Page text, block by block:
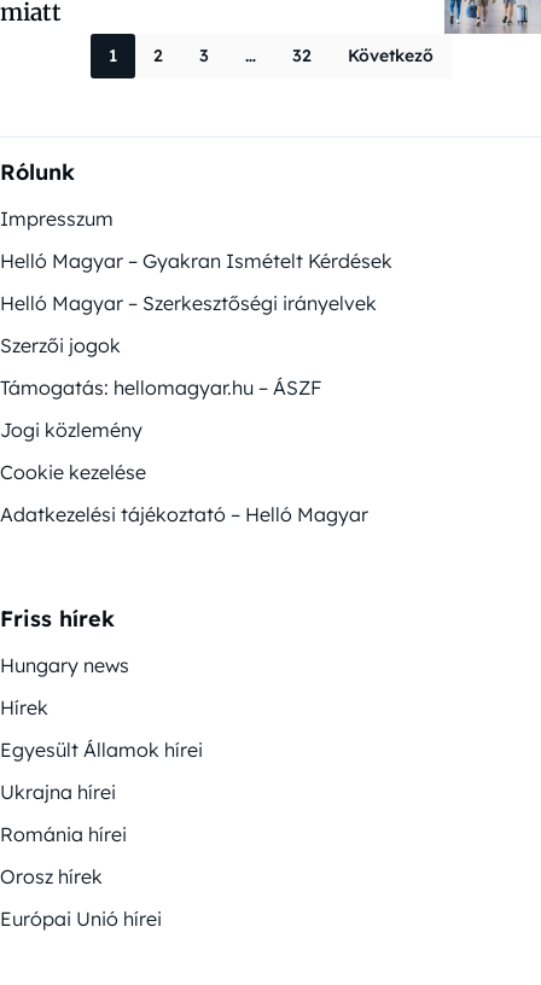
miatt
Bejegyzések
1 2 3 … 32 Következő
Rólunk
Impresszum
Helló Magyar – Gyakran Ismételt Kérdések
Helló Magyar – Szerkesztőségi irányelvek
Szerzői jogok
Támogatás: hellomagyar.hu – ÁSZF
Jogi közlemény
Cookie kezelése
Adatkezelési tájékoztató – Helló Magyar
Friss hírek
Hungary news
Hírek
Egyesült Államok hírei
Ukrajna hírei
Románia hírei
Orosz hírek
Európai Unió hírei